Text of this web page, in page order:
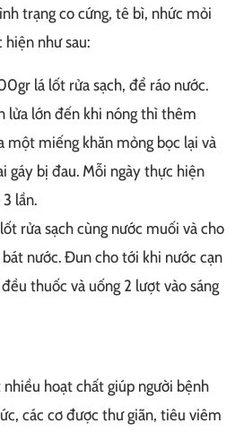
trạng co cứng, tê bì, nhức mỏi
hiện như sau:
lá lốt rửa sạch, để ráo nước.
lửa lớn đến khi nóng thì thêm
một miếng khăn mỏng bọc lại và
gáy bị đau. Mỗi ngày thực hiện
lần.
rửa sạch cùng nước muối và cho
nước. Đun cho tới khi nước cạn
đều thuốc và uống 2 lượt vào sáng
hoạt chất giúp người bệnh
các cơ được thư giãn, tiêu viêm